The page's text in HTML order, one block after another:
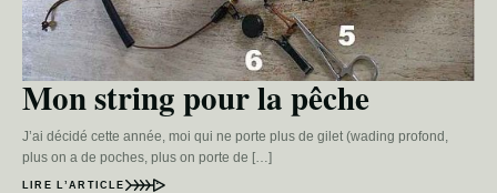
Mon string pour la pêche
J’ai décidé cette année, moi qui ne porte plus de gilet (wading profond,
plus on a de poches, plus on porte de […]
LIRE L’ARTICLE